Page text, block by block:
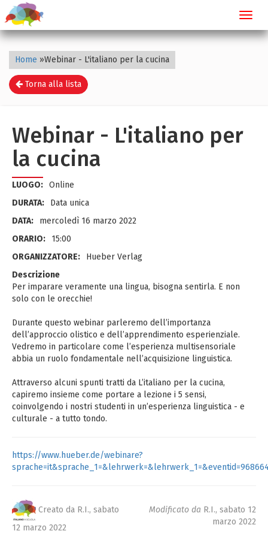
Home »Webinar - L'italiano per la cucina
Torna alla lista
Webinar - L'italiano per
la cucina
LUOGO: Online
DURATA:
Data unica
DATA:
mercoledì 16 marzo 2022
ORARIO:
15:00
ORGANIZZATORE:
Hueber Verlag
Descrizione
Per imparare veramente una lingua, bisogna sentirla. E non
solo con le orecchie!
Durante questo webinar parleremo dell’importanza
dell’approccio olistico e dell’apprendimento esperienziale.
Vedremo in particolare come l’esperienza multisensoriale
abbia un ruolo fondamentale nell’acquisizione linguistica.
Attraverso alcuni spunti tratti da L’italiano per la cucina,
capiremo insieme come portare a lezione i 5 sensi,
coinvolgendo i nostri studenti in un’esperienza linguistica - e
culturale - a tutto tondo.
https://www.hueber.de/webinare?
Creato da R.I., sabato
12 marzo 2022
Modificato da R.I., sabato 12
marzo 2022